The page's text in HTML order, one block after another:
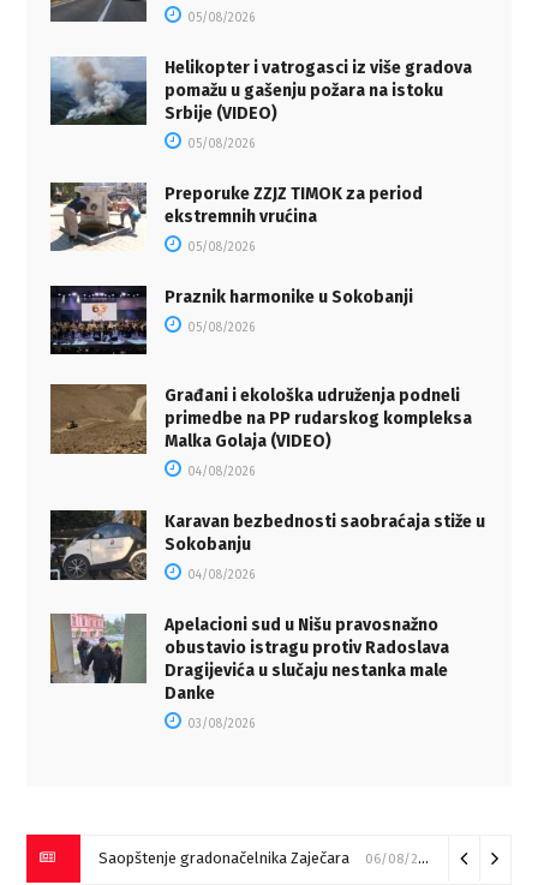
05/08/2026
Helikopter i vatrogasci iz više gradova
pomažu u gašenju požara na istoku
Srbije (VIDEO)
05/08/2026
Preporuke ZZJZ TIMOK za period
ekstremnih vrućina
05/08/2026
Praznik harmonike u Sokobanji
05/08/2026
Građani i ekološka udruženja podneli
primedbe na PP rudarskog kompleksa
Malka Golaja (VIDEO)
04/08/2026
Karavan bezbednosti saobraćaja stiže u
Sokobanju
04/08/2026
Apelacioni sud u Nišu pravosnažno
obustavio istragu protiv Radoslava
Dragijevića u slučaju nestanka male
Danke
03/08/2026
Saopštenje gradonačelnika Zaječara 06/08/2026